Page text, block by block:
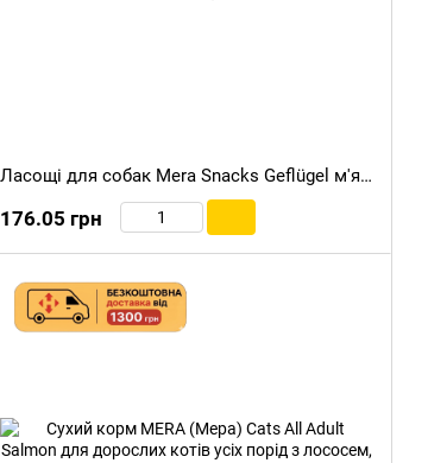
Ласощі для собак Mera Snacks Geflügel м'які беззернові палички з м'ясом птиці, 200 г
176.05 грн